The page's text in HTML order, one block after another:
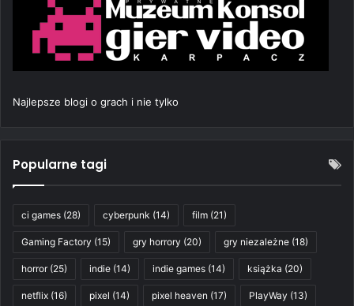
Najlepsze blogi o grach i nie tylko
Popularne tagi
ci games (28) cyberpunk (14) film (21)
Gaming Factory (15) gry horrory (20) gry niezależne (18)
horror(25) indie (14) indie games (14) książka (20)
netflix (16) pixel (14) pixel heaven (17) PlayWay (13)